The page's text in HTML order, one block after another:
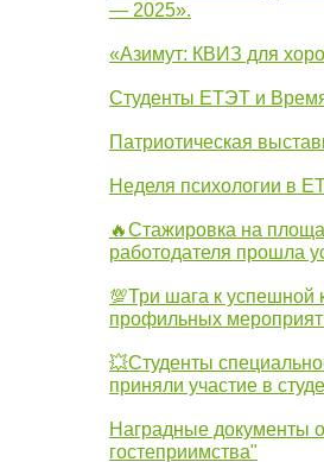
— 2025».
«Азимут: КВИЗ для
Студенты ЕТЭТ и
Патриотическая
Неделя психологии в
🔥Стажировка на
работодателя прошла
💯Три шага к успешной
профильных
💥Студенты
приняли участие в
Наградные документы
гостеприимства"